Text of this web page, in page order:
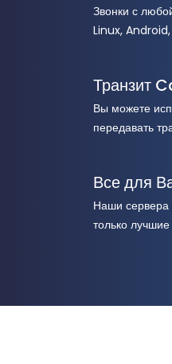
Звонки с
Linux, Android,
Транзит
Вы можете
передавать
Все для
Наши сервера
только